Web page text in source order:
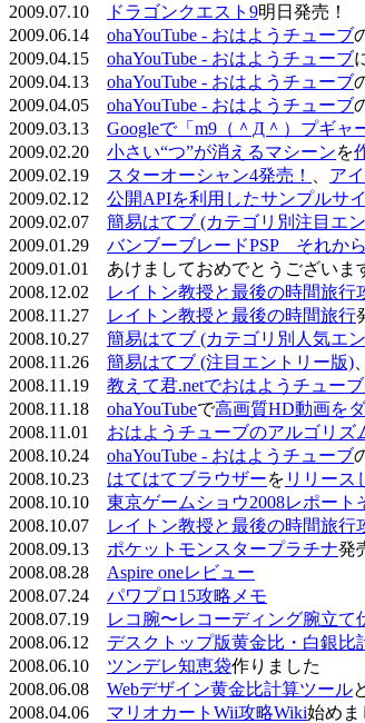
2009.07.10
ドラゴンクエスト9明日発売！
2009.06.14 ohaYouTube - おはようチューブ
2009.04.15 ohaYouTube - おはようチューブ
2009.04.13 ohaYouTube - おはようチューブ
2009.04.05 ohaYouTube - おはようチューブ
2009.03.13 Googleで「m9（＾Д＾）プギャ
2009.02.20 小さい“つ”が消えるマシーンを
2009.02.19
スターオーシャン4発売！
ア
2009.02.12 公開APIを利用したサンプルサ
2009.02.07 簡易はてブ (カテゴリ別注目エ
2009.01.29 バンブーブレードPSP それか
2009.01.01 あけましておめでとうございま
2008.12.02
レイトン教授と最後の時間旅行
2008.11.27
レイトン教授と最後の時間旅行
2008.10.27 簡易はてブ (カテゴリ別人気エ
2008.11.26 簡易はてブ (注目エントリー版)
2008.11.19 教えて君.netでおはようチュー
2008.11.18 ohaYouTubeで高画質HD動画を
2008.11.01 おはようチューブのアルゴリズ
2008.10.24 ohaYouTube - おはようチューブ
2008.10.23 はてはてブラウザーを リリース
2008.10.10 東京ゲームショウ2008レポート
2008.10.07
レイトン教授と最後の時間旅行
2008.09.13 ポケットモンスタープラチナ発
2008.08.28 Aspire oneレビュー
2008.07.24 パワプロ15攻略メモ
2008.07.19
レコ腕〜レコーディング腕立て
2008.06.12 デスクトップ版黄金比・白銀比
2008.06.10 ツンデレ知恵袋作りました
2008.06.08 Webデザイン黄金比計算ツール
2008.04.06 マリオカートWii攻略Wiki始めま